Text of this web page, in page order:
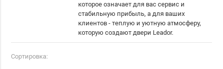
которое означает для вас сервис и
стабильную прибыль, а для ваших
клиентов - теплую и уютную атмосферу,
которую создают двери Leador.
Сортировка: